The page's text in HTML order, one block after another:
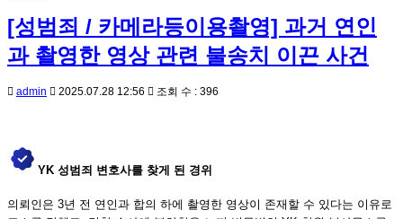
[성범죄 / 카메라등이용촬영] 과거 연인
과 촬영한 영상 관련 불송치 이끈 사건
admin 2025.07.28 12:56 조회 수 : 396
YK 성범죄 변호사를 찾게 된 경위
의뢰인은 3년 전 연인과 합의 하에 촬영한 영상이 존재할 수 있다는 이유로